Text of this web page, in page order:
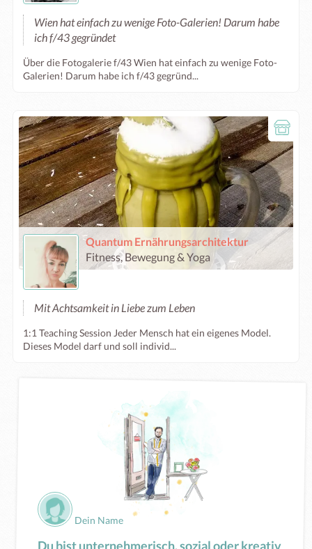
Wien hat einfach zu wenige Foto-Galerien! Darum habe
ich f/43 gegründet
Über die Fotogalerie f/43 Wien hat einfach zu wenige Foto-
Galerien! Darum habe ich f/43 gegründ...
Quantum Ernährungsarchitektur
Fitness, Bewegung & Yoga
Mit Achtsamkeit in Liebe zum Leben
1:1 Teaching Session Jeder Mensch hat ein eigenes Model.
Dieses Model darf und soll individ...
Dein Name
Du bist unternehmerisch, sozial oder kreativ